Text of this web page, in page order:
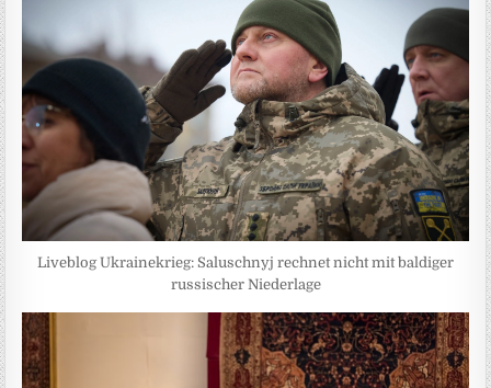
Liveblog Ukrainekrieg: Saluschnyj rechnet nicht mit baldiger
russischer Niederlage